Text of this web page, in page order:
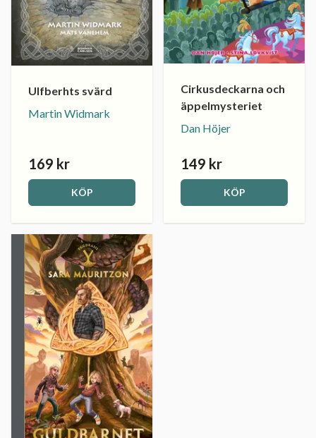
Ulfberhts svärd
Martin Widmark
169 kr
KÖP
Cirkusdeckarna och
äppelmysteriet
Dan Höjer
149 kr
KÖP